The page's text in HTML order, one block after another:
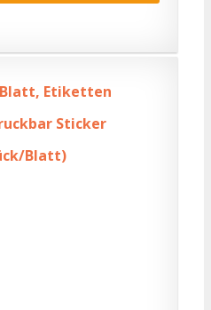
Blatt, Etiketten
Sticker
Blatt)